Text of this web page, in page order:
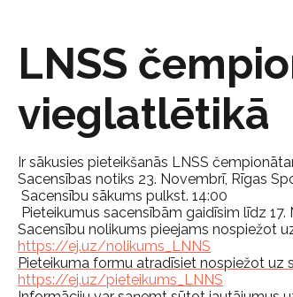
LNSS
vieglatlētikā
Ir sākusies pieteikšanās LNSS
Sacensības notiks 23. Novembrī, Rīgas
Sacensību sākums pulkst. 14:00
Pieteikumus sacensībām gaidīsim līdz 17.
Sacensību nolikums pieejams nospiežot
https://ej.uz/nolikums_LNNS
Pieteikuma formu atradīsiet nospiežot uz
https://ej.uz/pieteikums_LNNS